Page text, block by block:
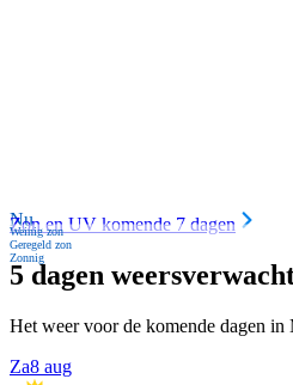
Nu
Weinig zon
Geregeld zon
Zonnig
Zon en UV komende 7 dagen
5 dagen
Het weer voor de komende dagen in
Za8 aug